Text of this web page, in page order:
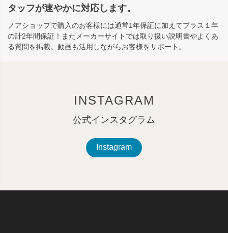
タッフが速やかに対応します。
ノアショップで購入のお客様には通常1年保証に加えてプラス１年
の計2年間保証！またメーカーサイトでは取り扱い説明書やよくあ
る質問を掲載。動画も活用しながらお客様をサポート。
INSTAGRAM
公式インスタグラム
Instagram